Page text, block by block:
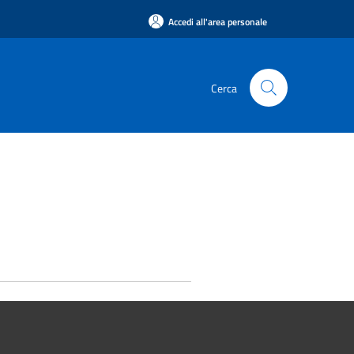
Accedi all'area personale
Cerca